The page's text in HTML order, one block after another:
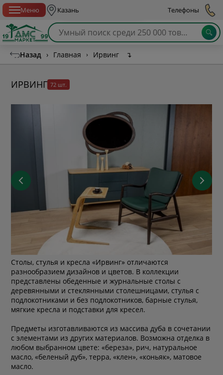
Меню Казань Телефоны
Назад › Главная › Ирвинг ↴
ИРВИНГ 72 шт.
Столы, cтулья и кресла «Ирвинг» отличаются
разнообразием дизайнов и цветов. В коллекции
представлены обеденные и журнальные столы с
деревянными и стеклянными столешницами, стулья с
подлокотниками и без подлокотников, барные стулья,
мягкие кресла и подставки для кресел.
Предметы изготавливаются из массива дуба в сочетании
с элементами из других материалов. Возможна отделка в
любом выбранном цвете: «береза», рич, натуральное
масло, «беленый дуб», терра, «клен», «коньяк», матовое
масло.